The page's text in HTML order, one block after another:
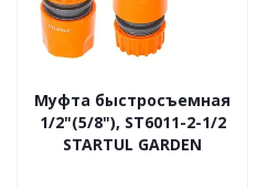
Муфта быстросъемная
1/2"(5/8"), ST6011-2-1/2
STARTUL GARDEN